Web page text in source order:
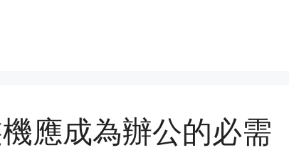
應成為辦公的必需